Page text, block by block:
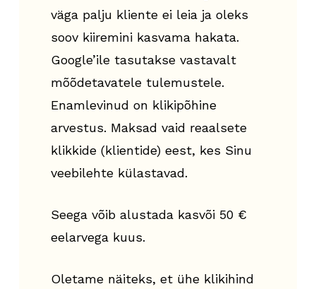
väga palju kliente ei leia ja oleks
soov kiiremini kasvama hakata.
Google’ile tasutakse vastavalt
mõõdetavatele tulemustele.
Enamlevinud on klikipõhine
arvestus. Maksad vaid reaalsete
klikkide (klientide) eest, kes Sinu
veebilehte külastavad.
Seega võib alustada kasvõi 50 €
eelarvega kuus.
Oletame näiteks, et ühe klikihind